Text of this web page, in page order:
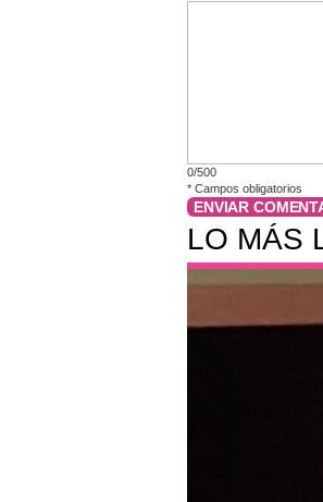
0/500
* Campos obligatorios
ENVIAR
LO MÁS